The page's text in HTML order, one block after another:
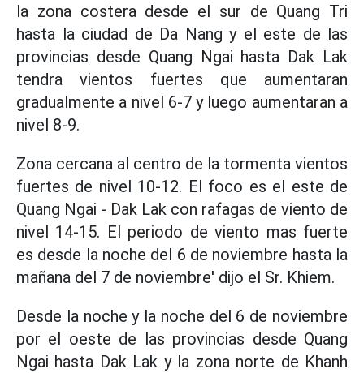
la zona costera desde el sur de Quang Tri
hasta la ciudad de Da Nang y el este de las
provincias desde Quang Ngai hasta Dak Lak
tendra vientos fuertes que aumentaran
gradualmente a nivel 6-7 y luego aumentaran a
nivel 8-9.
Zona cercana al centro de la tormenta vientos
fuertes de nivel 10-12. El foco es el este de
Quang Ngai - Dak Lak con rafagas de viento de
nivel 14-15. El periodo de viento mas fuerte
es desde la noche del 6 de noviembre hasta la
mañana del 7 de noviembre' dijo el Sr. Khiem.
Desde la noche y la noche del 6 de noviembre
por el oeste de las provincias desde Quang
Ngai hasta Dak Lak y la zona norte de Khanh